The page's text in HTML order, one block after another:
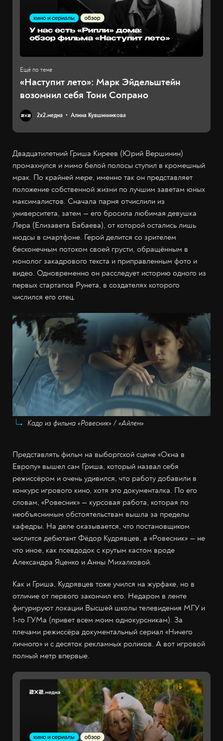
«Наступит лето»: Марк Эйдельштейн
возомнил себя Тони Сопрано
2х2.медиа Алина Кувшинникова
Двадцатилетний Гриша Киреев (Юрий Вершинин)
промахнулся и мимо белой полосы ступил в кромешный
мрак. По крайней мере, именно так он представляет
положение собственной жизни по лучшим заветам юных
максималистов. Сначала парня отчислили из
университета, затем — его бросила любимая девушка
Лера (Елизавета Бабаева), от которой остались лишь
нюдсы в смартфоне. Герой делится со зрителем
бесконечным потоком своей грусти, обращённым в
монолог закадрового текста и приправленным фото и
видео. Одновременно он расследует историю одного из
первых стартапов Рунета, в создателях которого
числился его отец.
Кадр из фильма «Ровесник» / «Айлем»
Представлять фильм на выборгской сцене «Окна в
Европу» вышел сам Гриша, который назвал себя
режиссёром и очень удивился, что работу добавили в
конкурс игрового кино, хотя это документалка. По его
словам, «Ровесник» — курсовая работа, которая по
необъяснимым обстоятельствам вышла за пределы
кафедры. На деле оказывается, что постановщиком
числится дебютант Фёдор Кудрявцев, а «Ровесник» — не
что иное, как псевдодок с крутым кастом вроде
Александра Яценко и Анны Михалковой.
Как и Гриша, Кудрявцев тоже учился на журфаке, но в
отличие от первого закончил его. Недаром в ленте
фигурируют локации Высшей школы телевидения МГУ и
1-го ГУМа (привет всем моим однокурсникам). За
плечами режиссёра документальный сериал «Ничего
личного» и с десяток рекламных роликов. А вот игровой
полный метр впервые.